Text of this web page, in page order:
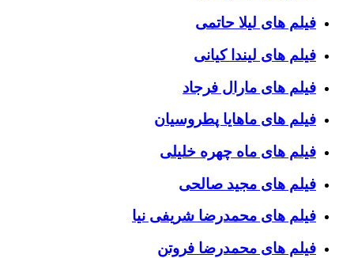
فیلم های لیلا حاتمی
فیلم های لیندا کیانی
فیلم های مارال فرجاد
فیلم های ماهایا پطروسیان
فیلم های ماه چهره خلیلی
فیلم های مجید صالحی
فیلم های محمدرضا شریفی نیا
فیلم های محمدرضا فروتن